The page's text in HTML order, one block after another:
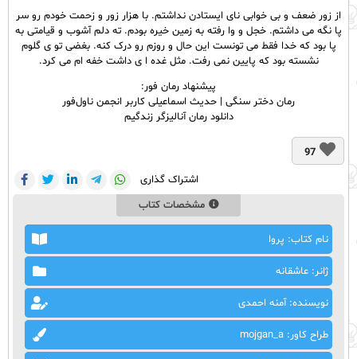
از زور ضعف و بی خوابی نای ایستادن نداشتم. با هزار زور و زحمت خودم رو سر
پا نگه می داشتم. خجل و وا رفته به زمین خیره بودم. ته دلم آشوب و قیامتی به
پا بود که خدا فقط می تونست این حال و روزم رو درک کنه. بغضی تو ی گلوم
نشسته بود که پایین نمی رفت. مثل غده ا ی داشت خفه ام می کرد.
پیشنهاد رمان فور:
رمان دختر سنگی | حدیث اسماعیلی کاربر انجمن ناول‌فور
دانلود رمان آنالیزگر زندگیم
97
اشتراک گذاری
مشخصات کتاب
نام کتاب: پروا
ژانر: عاشقانه
نویسنده: آمنه احمدی
طراح کاور: mojgan_a